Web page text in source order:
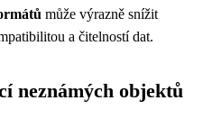
může výrazně snížit
a čitelností dat.
neznámých objektů